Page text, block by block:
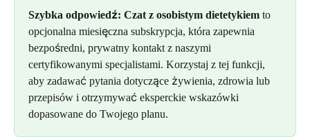
Szybka odpowiedź: Czat z osobistym dietetykiem to
opcjonalna miesięczna subskrypcja, która zapewnia
bezpośredni, prywatny kontakt z naszymi
certyfikowanymi specjalistami. Korzystaj z tej funkcji,
aby zadawać pytania dotyczące żywienia, zdrowia lub
przepisów i otrzymywać eksperckie wskazówki
dopasowane do Twojego planu.